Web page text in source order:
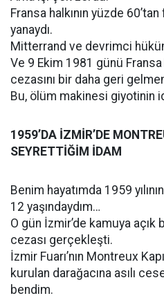
Fransa halkının yüzde
yanaydı.
Mitterrand ve devrimci
Ve 9 Ekim 1981 günü
cezasını bir daha geri
Bu, ölüm makinesi giyotinin
1959’DA İZMİR’DE
SEYRETTİĞİM İDAM
Benim hayatımda 1959
12 yaşındaydım…
O gün İzmir’de kamuya
cezası gerçekleşti.
İzmir Fuarı’nın Montreux
kurulan darağacına asılı
bendim.